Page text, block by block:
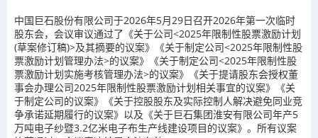
中国巨石股份有限公司于2026年5月29日召开2026年第一次临时
股东会，会议审议通过了《关于公司<2025年限制性股票激励计划
(草案修订稿)>及其摘要的议案》《关于制定公司<2025年限制性股
票激励计划管理办法>的议案》《关于制定公司<2025年限制性股
票激励计划实施考核管理办法>的议案》《关于提请股东会授权董
事会办理公司2025年限制性股票激励计划相关事宜的议案》《关
于制定公司的议案》《关于控股股东及实际控制人解决避免同业竞
争承诺延期履行的议案》以及《关于巨石集团淮安有限公司年产5
万吨电子纱暨3.2亿米电子布生产线建设项目的议案》。所有议案